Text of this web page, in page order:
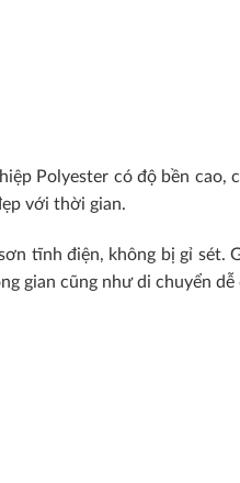
Polyester có độ bền cao,
với thời gian.
tĩnh điện, không bị gỉ sét.
gian cũng như di chuyển dễ